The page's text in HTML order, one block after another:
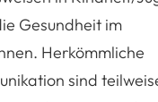
Gesundheit im
Herkömmliche
sind